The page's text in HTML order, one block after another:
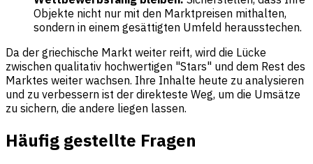
Objekte nicht nur mit den Marktpreisen mithalten,
sondern in einem gesättigten Umfeld herausstechen.
Da der griechische Markt weiter reift, wird die Lücke
zwischen qualitativ hochwertigen "Stars" und dem Rest des
Marktes weiter wachsen. Ihre Inhalte heute zu analysieren
und zu verbessern ist der direkteste Weg, um die Umsätze
zu sichern, die andere liegen lassen.
Häufig gestellte Fragen